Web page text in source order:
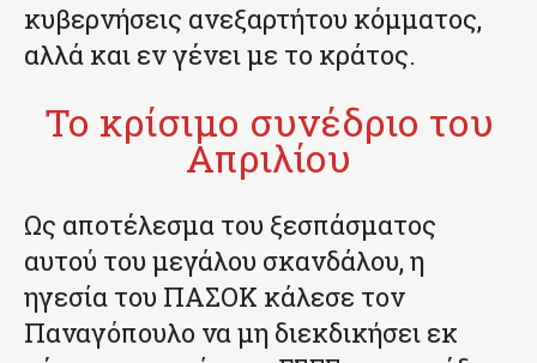
κυβερνήσεις ανεξαρτήτου κόμματος,
αλλά και εν γένει με το κράτος.
Το κρίσιμο συνέδριο του
Απριλίου
Ως αποτέλεσμα του ξεσπάσματος
αυτού του μεγάλου σκανδάλου, η
ηγεσία του ΠΑΣΟΚ κάλεσε τον
Παναγόπουλο να μη διεκδικήσει εκ